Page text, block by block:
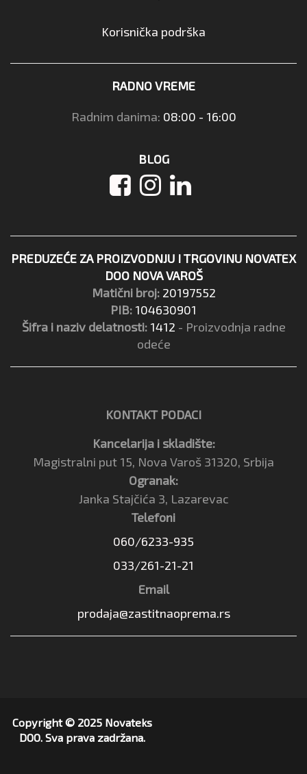
Korisnička podrška
RADNO VREME
Radnim danima: 08:00 - 16:00
BLOG
PREDUZEĆE ZA PROIZVODNJU I TRGOVINU NOVATEX
DOO NOVA VAROŠ
Matični broj: 20197552
PIB: 104630901
Šifra i naziv delatnosti: 1412 - Proizvodnja radne
odeće
KONTAKT PODACI
Kancelarija i skladište:
Magistralni put 15, Nova Varoš 31320, Srbija
Ogranak:
Janka Stajčića 3, Lazarevac
Telefoni
060/6233-935
033/261-21-21
Email
prodaja@zastitnaoprema.rs
Copyright © 2025 Novateks
DOO. Sva prava zadržana.